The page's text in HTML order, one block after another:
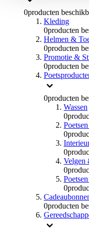
0producten
Kleding
0producten
Helmen &
0producten
Promotie &
0producten
0producten
Wassen
0
0
0
Velgen
0
0
0producten